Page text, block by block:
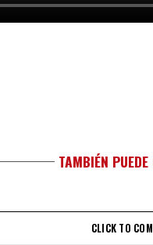
TAMBIÉN PUEDE
CLICK TO